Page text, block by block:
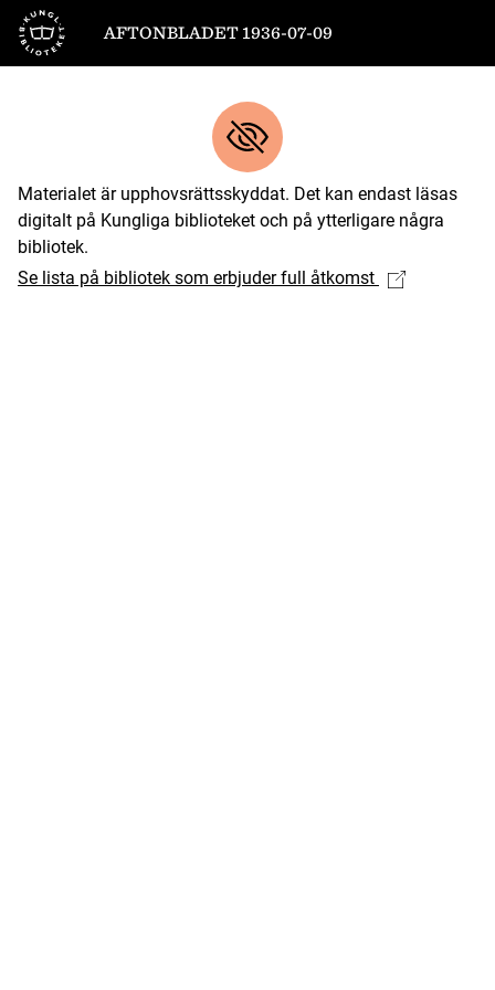
Till startsidan
AFTONBLADET 1936-07-09
Materialet är upphovsrättsskyddat. Det kan endast läsas
digitalt på Kungliga biblioteket och på ytterligare några
bibliotek.
Se lista på bibliotek som erbjuder full åtkomst